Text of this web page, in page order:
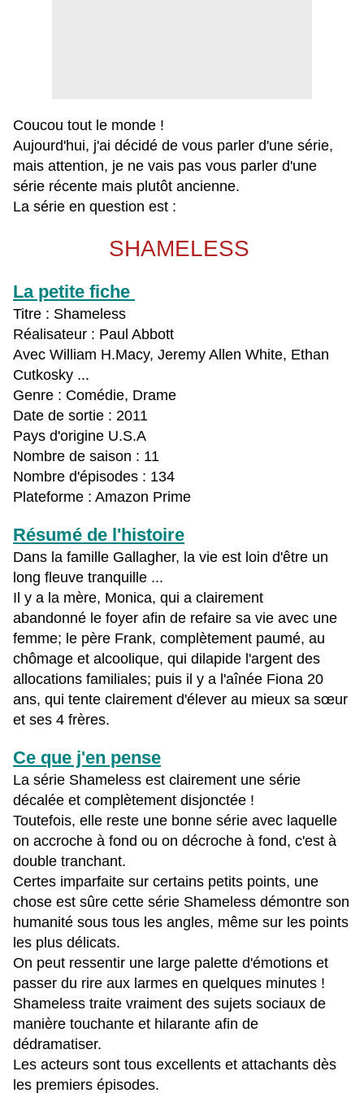
Coucou tout le monde !
Aujourd'hui, j'ai décidé de vous parler d'une série,
mais attention, je ne vais pas vous parler d'une
série récente mais plutôt ancienne.
La série en question est :
SHAMELESS
La petite fiche
Titre : Shameless
Réalisateur : Paul Abbott
Avec William H.Macy, Jeremy Allen White, Ethan
Cutkosky ...
Genre : Comédie, Drame
Date de sortie : 2011
Pays d'origine U.S.A
Nombre de saison : 11
Nombre d'épisodes : 134
Plateforme : Amazon Prime
Résumé de l'histoire
Dans la famille Gallagher, la vie est loin d'être un
long fleuve tranquille ...
Il y a la mère, Monica, qui a clairement
abandonné le foyer afin de refaire sa vie avec une
femme; le père Frank, complètement paumé, au
chômage et alcoolique, qui dilapide l'argent des
allocations familiales; puis il y a l'aînée Fiona 20
ans, qui tente clairement d'élever au mieux sa sœur
et ses 4 frères.
Ce que j'en pense
La série Shameless est clairement une série
décalée et complètement disjonctée !
Toutefois, elle reste une bonne série avec laquelle
on accroche à fond ou on décroche à fond, c'est à
double tranchant.
Certes imparfaite sur certains petits points, une
chose est sûre cette série Shameless démontre son
humanité sous tous les angles, même sur les points
les plus délicats.
On peut ressentir une large palette d'émotions et
passer du rire aux larmes en quelques minutes !
Shameless traite vraiment des sujets sociaux de
manière touchante et hilarante afin de
dédramatiser.
Les acteurs sont tous excellents et attachants dès
les premiers épisodes.